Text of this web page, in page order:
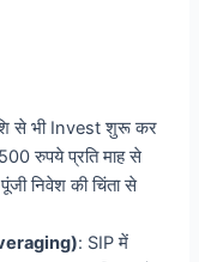
से भी Invest शुरू कर
रुपये प्रति माह से
निवेश की चिंता से
: SIP में